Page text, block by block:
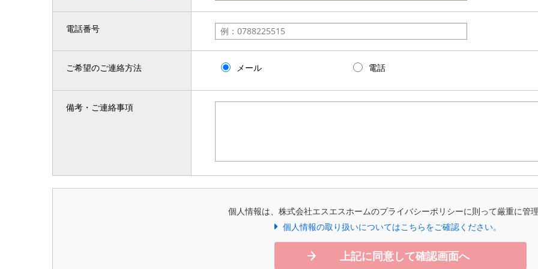
電話番号
ご希望のご連絡方法 メール 電話
備考・ご連絡事項
個人情報は、株式会社エスエスホームのプライバシーポリシーに則って厳重に管理
個人情報の取り扱いについてはこちらをご確認ください。
上記に同意して確認画面へ